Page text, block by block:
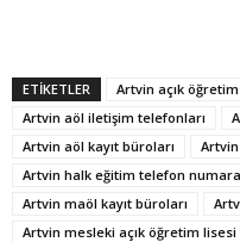
ETİKETLER Artvin açık
Artvin aöl iletişim telefonları
Artvin aöl kayıt büroları
Artvin halk eğitim telefon
Artvin maöl kayıt büroları
Artvin mesleki açık öğretim